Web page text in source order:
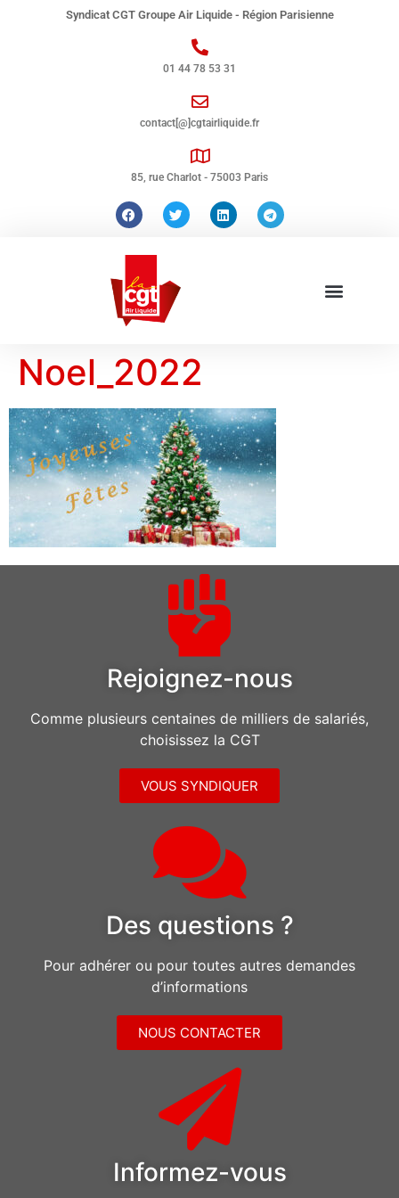
Syndicat CGT Groupe Air Liquide - Région Parisienne
01 44 78 53 31
contact[@]cgtairliquide.fr
85, rue Charlot - 75003 Paris
Noel_2022
Rejoignez-nous
Comme plusieurs centaines de milliers de salariés,
choisissez la CGT
VOUS SYNDIQUER
Des questions ?
Pour adhérer ou pour toutes autres demandes
d’informations
NOUS CONTACTER
Informez-vous